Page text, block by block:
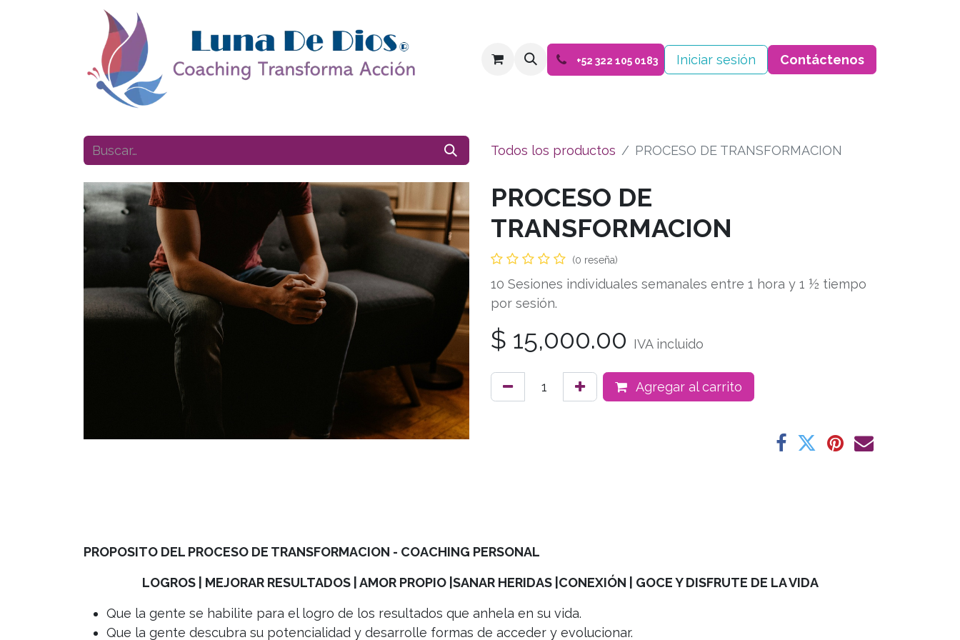
Tienda Eventos Blog Cursos Cita Contáctenos
+52 322 105 0183 Iniciar sesión ​Contáctenos
Todos los productos PROCESO DE TRANSFORMACION
PROCESO DE
TRANSFORMACION
(0 reseña)
10 Sesiones individuales semanales entre 1 hora y 1 ½ tiempo
por sesión.
$ 15,000.00 IVA incluido
Agregar al carrito
PROPOSITO DEL PROCESO DE TRANSFORMACION - COACHING PERSONAL​
LOGROS | MEJORAR RESULTADOS | AMOR PROPIO |SANAR HERIDAS |CONEXIÓN | GOCE Y DISFRUTE DE LA VIDA
Que la gente se habilite para el logro de los resultados que anhela en su vida.
Que la gente descubra su potencialidad y desarrolle formas de acceder y evolucionar.